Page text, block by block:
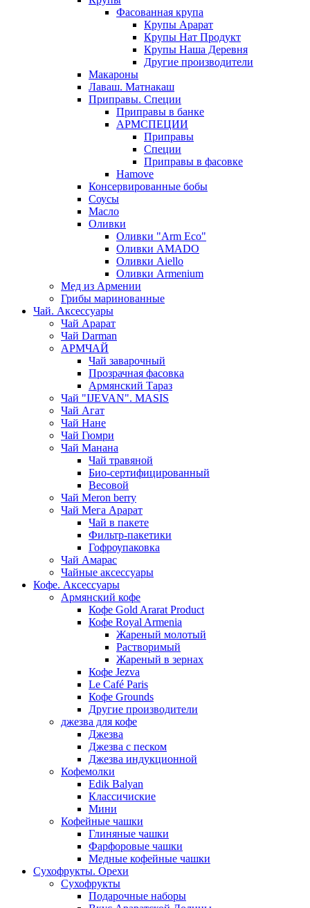
Фасованная крупа
Крупы Арарат
Крупы Нат Продукт
Крупы Наша Деревня
Другие производители
Макароны
Лаваш. Матнакаш
Приправы. Специи
Приправы в банке
АРМСПЕЦИИ
Приправы
Специи
Приправы в фасовке
Hamove
Консервированные бобы
Соусы
Масло
Оливки
Оливки "Arm Eco"
Оливки AMADO
Оливки Aiello
Оливки Armenium
Мед из Армении
Грибы маринованные
Чай. Аксессуары
Чай Арарат
Чай Darman
АРМЧАЙ
Чай заварочный
Прозрачная фасовка
Армянский Тараз
Чай "IJEVAN". MASIS
Чай Агат
Чай Нане
Чай Гюмри
Чай Манана
Чай травяной
Био-сертифицированный
Весовой
Чай Meron berry
Чай Мега Арарат
Чай в пакете
Фильтр-пакетики
Гофроупаковка
Чай Амарас
Чайные аксессуары
Кофе. Аксессуары
Армянский кофе
Кофе Gold Ararat Product
Кофе Royal Armenia
Жареный молотый
Растворимый
Жареный в зернах
Кофе Jezva
Le Café Paris
Кофе Grounds
Другие производители
джезва для кофе
Джезва
Джезва с песком
Джезва индукционной
Кофемолки
Edik Balyan
Классичиские
Мини
Кофейные чашки
Глиняные чашки
Фарфоровые чашки
Медные кофейные чашки
Сухофрукты. Орехи
Сухофрукты
Подарочные наборы